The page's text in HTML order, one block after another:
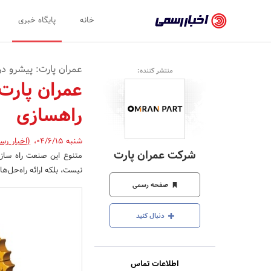
رسمی
-
اخبار
تایید
شرکت‌ها،
سازمان‌ها
و
روابط
عمومی‌ها
خانه پایگاه خبری
منتشر کننده:
شرکت عمران پارت
صفحه رسمی
دنبال کنید
اطلاعات تماس
عمران پارت: پیشرو
عمران
راهسازی
شنبه 04/6/15 ، (اخبار
متنوع این صنعت راه
نیست، بلکه ارائه